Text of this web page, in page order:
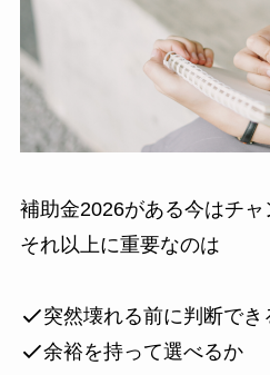
補助金2026がある今はチャ
それ以上に重要なのは
突然壊れる前に判断でき
余裕を持って選べるか